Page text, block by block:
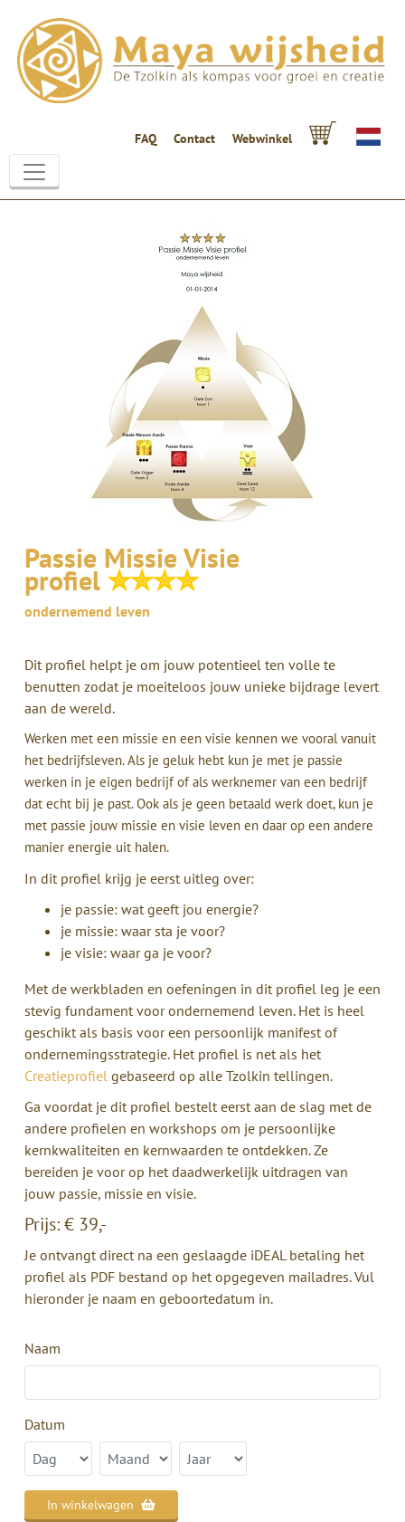
FAQ Contact Webwinkel
Passie Missie Visie
profiel✮✮✮✮
ondernemend leven
Dit profiel helpt je om jouw potentieel ten volle te
benutten zodat je moeiteloos jouw unieke bijdrage levert
aan de wereld.
Werken met een missie en een visie kennen we vooral vanuit
het bedrijfsleven. Als je geluk hebt kun je met je passie
werken in je eigen bedrijf of als werknemer van een bedrijf
dat echt bij je past. Ook als je geen betaald werk doet, kun je
met passie jouw missie en visie leven en daar op een andere
manier energie uit halen.
In dit profiel krijg je eerst uitleg over:
je passie: wat geeft jou energie?
je missie: waar sta je voor?
je visie: waar ga je voor?
Met de werkbladen en oefeningen in dit profiel leg je een
stevig fundament voor ondernemend leven. Het is heel
geschikt als basis voor een persoonlijk manifest of
ondernemingsstrategie. Het profiel is net als het
Creatieprofiel gebaseerd op alle Tzolkin tellingen.
Ga voordat je dit profiel bestelt eerst aan de slag met de
andere profielen en workshops om je persoonlijke
kernkwaliteiten en kernwaarden te ontdekken. Ze
bereiden je voor op het daadwerkelijk uitdragen van
jouw passie, missie en visie.
Prijs: € 39,-
Je ontvangt direct na een geslaagde iDEAL betaling het
profiel als PDF bestand op het opgegeven mailadres. Vul
hieronder je naam en geboortedatum in.
Naam
Datum
In winkelwagen